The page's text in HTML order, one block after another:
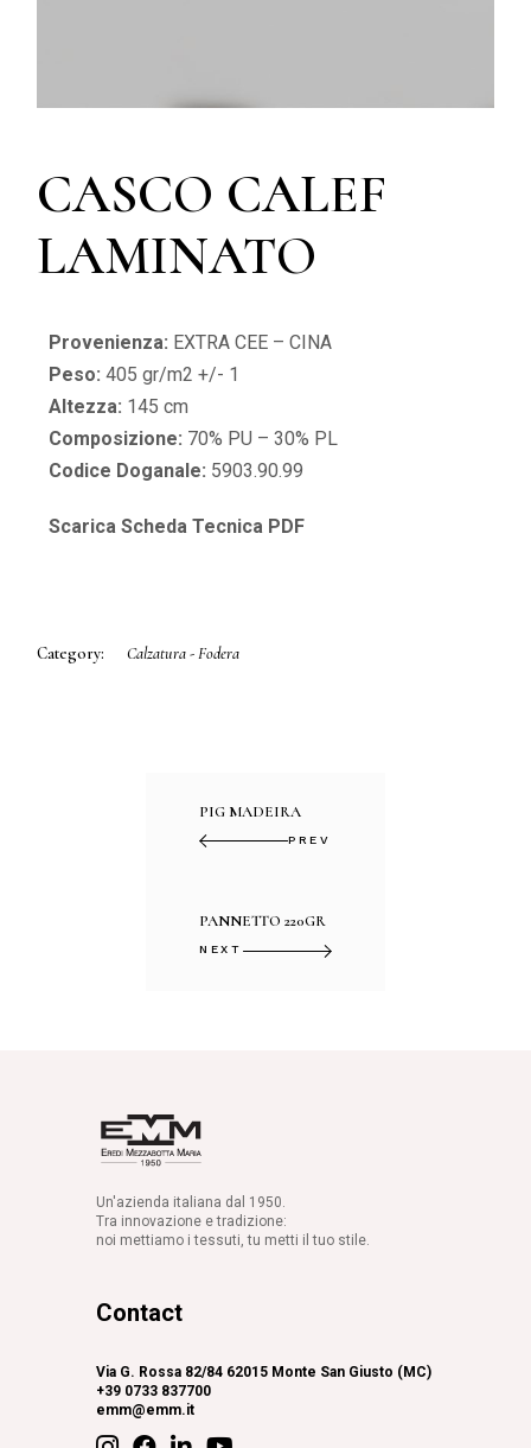
CASCO CALEF
LAMINATO
Provenienza: EXTRA CEE – CINA
Peso: 405 gr/m2 +/- 1
Altezza: 145 cm
Composizione: 70% PU – 30% PL
Codice Doganale: 5903.90.99
Scarica Scheda Tecnica PDF
Category: Calzatura - Fodera
PIG MADEIRA
PREV
PANNETTO 220GR
NEXT
Un'azienda italiana dal 1950.
Tra innovazione e tradizione:
noi mettiamo i tessuti, tu metti il tuo stile.
Contact
Via G. Rossa 82/84 62015 Monte San Giusto (MC)
+39 0733 837700
emm@emm.it